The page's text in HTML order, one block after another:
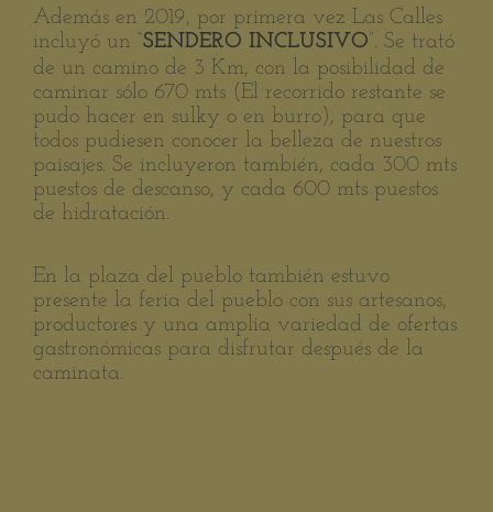
Además en 2019, por primera vez Las Calles
incluyó un “SENDERO INCLUSIVO”. Se trató
de un camino de 3 Km, con la posibilidad de
caminar sólo 670 mts (El recorrido restante se
pudo hacer en sulky o en burro), para que
todos pudiesen conocer la belleza de nuestros
paisajes. Se incluyeron también, cada 300 mts
puestos de descanso, y cada 600 mts puestos
de hidratación.
En la plaza del pueblo también estuvo
presente la feria del pueblo con sus artesanos,
productores y una amplia variedad de ofertas
gastronómicas para disfrutar después de la
caminata.